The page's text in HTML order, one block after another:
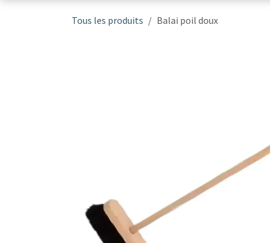
Tous les produits Balai poil doux